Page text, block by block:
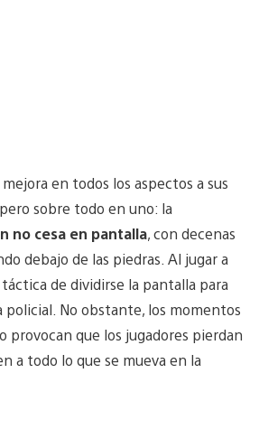
en todos los aspectos a sus
sobre todo en uno: la
no cesa en pantalla, con decenas
debajo de las piedras. Al jugar a
de dividirse la pantalla para
policial. No obstante, los momentos
provocan que los jugadores pierdan
a todo lo que se mueva en la